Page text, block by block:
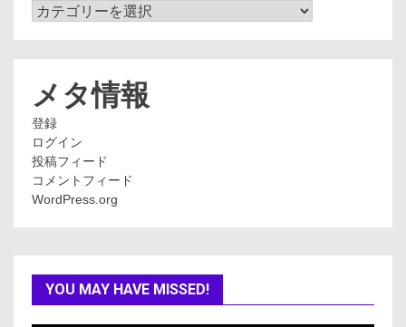
カ
メタ情報
登録
ログイン
投稿フィード
コメントフィード
WordPress.org
YOU MAY HAVE MISSED!